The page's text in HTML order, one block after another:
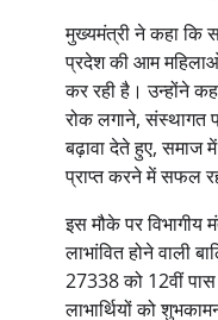
मुख्यमंत्री ने कहा कि
प्रदेश की आम
कर रही है। उन्होंने
रोक लगाने, संस्थागत
बढ़ावा देते हुए,
प्राप्त करने में सफल
इस मौके पर विभागीय
लाभांवित होने वाली
27338 को 12वीं
लाभार्थियों को